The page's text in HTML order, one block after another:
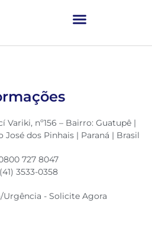
Variki, nº156 – Bairro: Guatupê |
José dos Pinhais | Paraná | Brasil
727 8047
(41) 3533-0358
Urgência - Solicite Agora